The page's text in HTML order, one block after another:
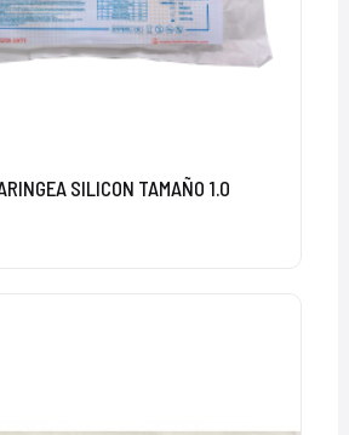
SILICON TAMAÑO 1.0